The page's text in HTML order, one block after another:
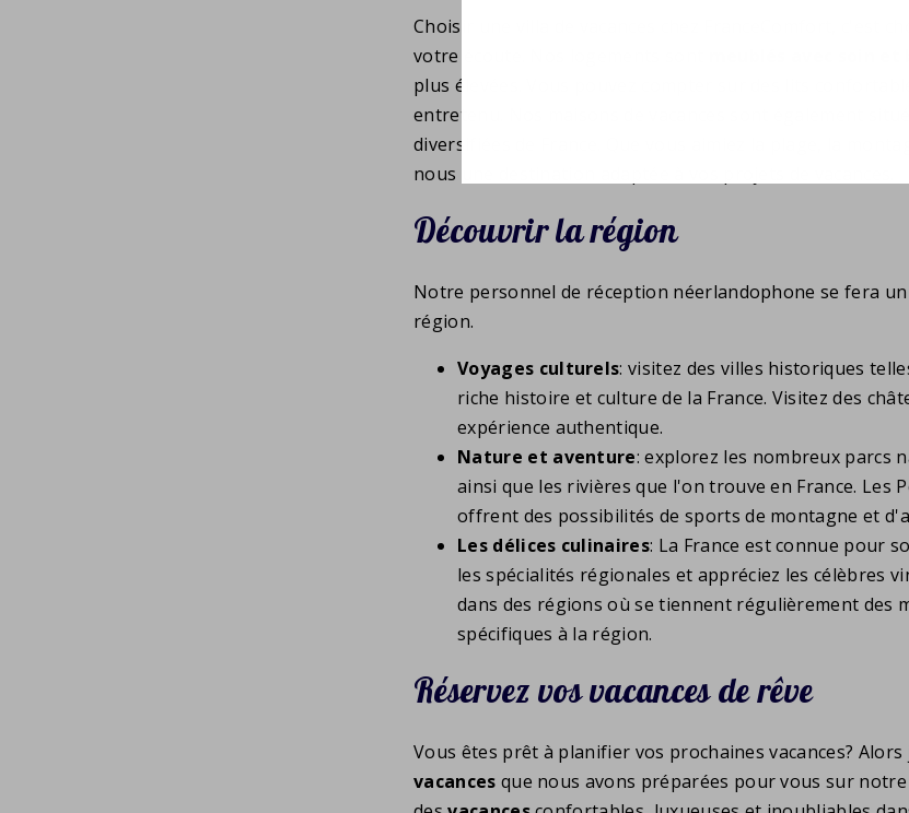
Choisir une villa de vacances chez FranceComfort, c'est
votre écoute. Nos logements sont
meublés avec soin
plus élevées. Vous pouvez compter sur des lits
entretenu. Nos maisons de vacances sont également
diversifiées de France. Que vous aimiez la plage, la
nous une destination adaptée à vos projets de vacances.
Découvrir la région
Notre personnel de réception néerlandophone se fera
région.
Voyages culturels: visitez des villes historiques
riche histoire et culture de la France. Visitez des
expérience authentique.
Nature et aventure: explorez les nombreux parcs
ainsi que les rivières que l'on trouve en France. Les
offrent des possibilités de sports de montagne et
Les délices culinaires: La France est connue pour
les spécialités régionales et appréciez les célèbres
dans des régions où se tiennent régulièrement des
spécifiques à la région.
Réservez vos vacances de rêve
Vous êtes prêt à planifier vos prochaines vacances?
vacances que nous avons préparées pour vous sur